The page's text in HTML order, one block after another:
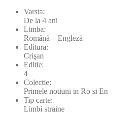
Varsta:
De la 4 ani
Limba:
Română – Engleză
Editura:
Crişan
Editie:
4
Colectie:
Primele notiuni in Ro si En
Tip carte:
Limbi straine